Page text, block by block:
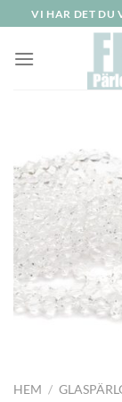
to
content
VI HAR DET DU
HEM /